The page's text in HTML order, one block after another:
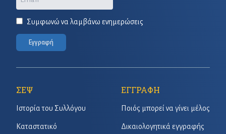
Συμφωνώ να λαμβάνω ενημερώσεις
Εγγραφή
ΣΕΨ
Ιστορία του Συλλόγου
Καταστατικό
ΕΓΓΡΑΦΗ
Ποιός μπορεί να γίνει μέλος
Δικαιολογητικά εγγραφής